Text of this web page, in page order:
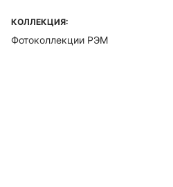
КОЛЛЕКЦИЯ:
Фотоколлекции РЭМ